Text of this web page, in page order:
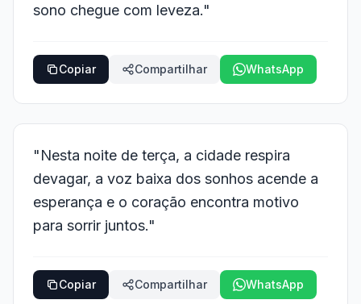
sono chegue com leveza."
Copiar Compartilhar WhatsApp
"Nesta noite de terça, a cidade respira
devagar, a voz baixa dos sonhos acende a
esperança e o coração encontra motivo
para sorrir juntos."
Copiar Compartilhar WhatsApp